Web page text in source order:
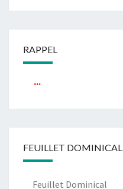
RAPPEL
FEUILLET DOMINICAL
Feuillet Dominical